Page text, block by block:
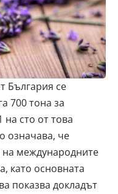
България се
700 тона за
на сто от това
означава, че
на международните
като основната
показва докладът